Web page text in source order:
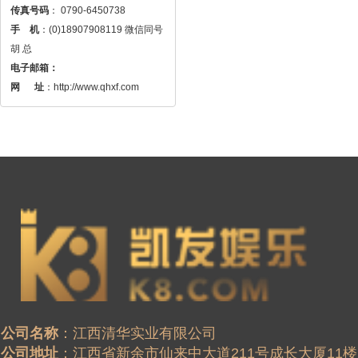
传真号码
手    机：(0)18907908119 微信同号
电子邮箱：
网 　 址 ：http://www.qhxf.com
公司名称
公司地址